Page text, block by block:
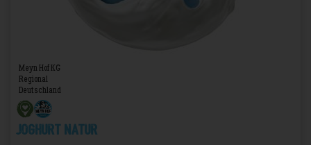
Meyn Hof KG
Regional
Deutschland
Joghurt Natur